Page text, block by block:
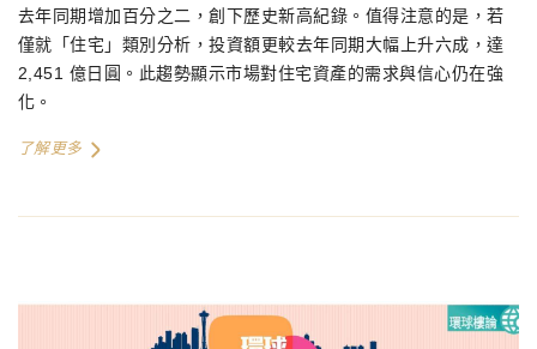
去年同期增加百分之二，創下歷史新高紀錄。值得注意的是，若
僅就「住宅」類別分析，投資額更較去年同期大幅上升六成，達
2,451 億日圓。此趨勢顯示市場對住宅資產的需求與信心仍在強
化。
了解更多